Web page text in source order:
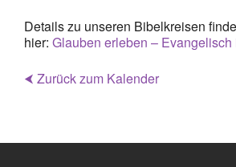
Details zu unseren Bibelkreisen
hier: Glauben erleben – Evangelisch
⮜ Zurück zum Kalender